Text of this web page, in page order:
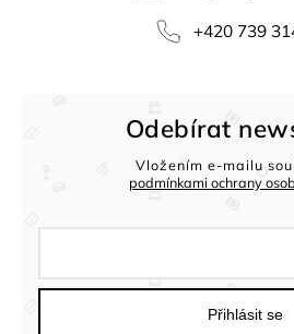
+420 739
Odebírat
Vložením e-mailu
podmínkami ochrany
Přihlásit se